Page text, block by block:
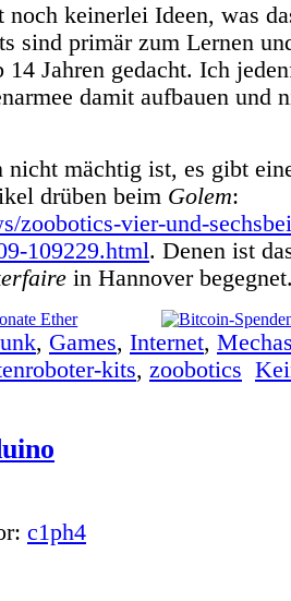
noch keinerlei Ideen, was
sind primär zum Lernen
14 Jahren gedacht. Ich
damit aufbauen und
nicht mächtig ist, es gibt
drüben beim Golem:
zoobotics-vier-und-
109229.html. Denen ist
in Hannover
, Games, Internet,
kits, zoobotics
c1ph4